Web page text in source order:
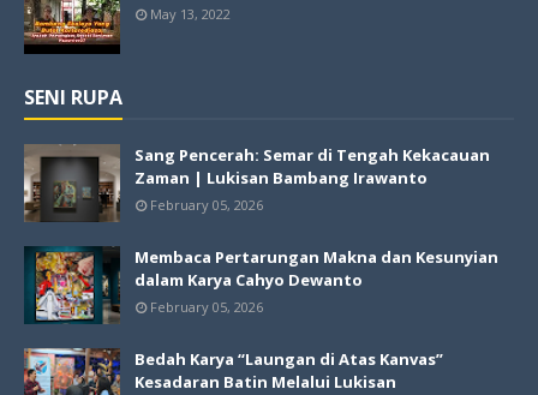
May 13, 2022
SENI RUPA
Sang Pencerah: Semar di Tengah Kekacauan
Zaman | Lukisan Bambang Irawanto
February 05, 2026
Membaca Pertarungan Makna dan Kesunyian
dalam Karya Cahyo Dewanto
February 05, 2026
Bedah Karya “Laungan di Atas Kanvas”
Kesadaran Batin Melalui Lukisan